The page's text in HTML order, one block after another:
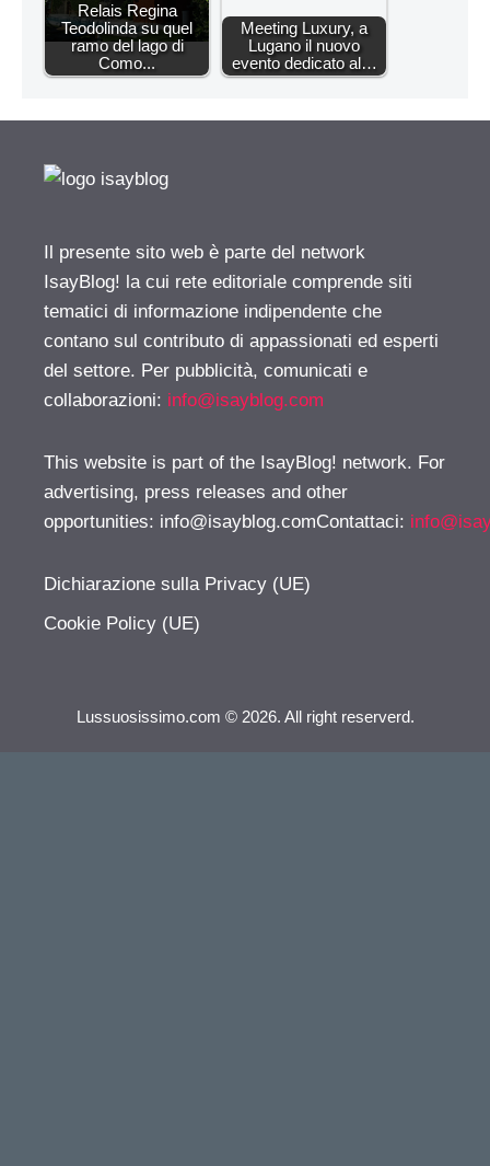
Relais Regina
Teodolinda su quel
ramo del lago di
Como...
Meeting Luxury, a
Lugano il nuovo
evento dedicato al…
Il presente sito web è parte del network
IsayBlog! la cui rete editoriale comprende siti
tematici di informazione indipendente che
contano sul contributo di appassionati ed esperti
del settore. Per pubblicità, comunicati e
collaborazioni: info@isayblog.com
This website is part of the IsayBlog! network. For
advertising, press releases and other
opportunities: info@isayblog.comContattaci:
Dichiarazione sulla Privacy (UE)
Cookie Policy (UE)
Lussuosissimo.com © 2026. All right reserverd.